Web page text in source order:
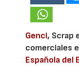
Genci, Scrap
comerciales
Española del